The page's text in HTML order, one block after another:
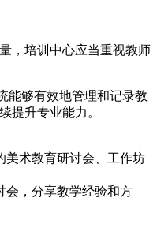
，培训中心应当重视教师
能够有效地管理和记录教
提升专业能力。
美术教育研讨会、工作坊
会，分享教学经验和方